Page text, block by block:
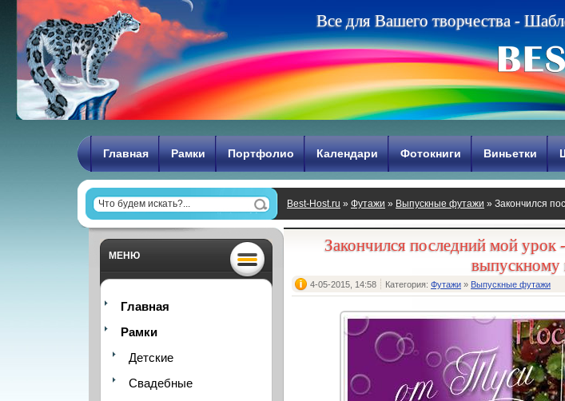
Все для Вашего творчества - Шабл
Главная Рамки Портфолио Календари Фотокниги Виньетки
Best-Host.ru » Футажи » Выпускные футажи » Закончился
МЕНЮ
Главная
Рамки
Детские
Свадебные
Закончился последний мой
выпускному
4-05-2015, 14:58 Категория: Футажи » Выпускные футажи